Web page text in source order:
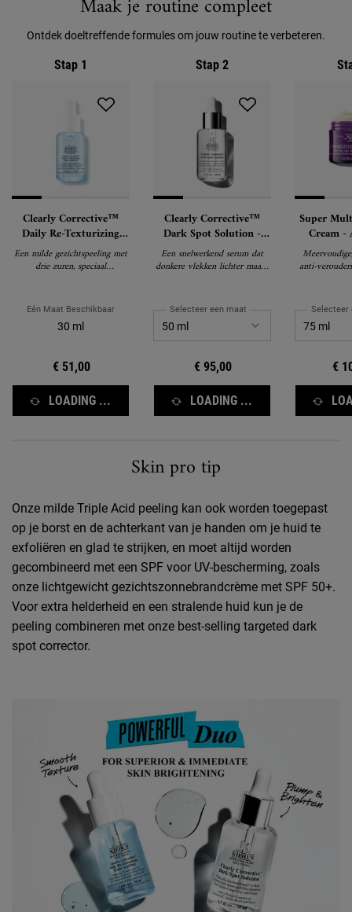
Maak je routine compleet
Ontdek doeltreffende formules om jouw routine te verbeteren.
Stap 1
Clearly Corrective™
Daily Re-Texturizing
Triple Acid Peel
Een milde gezichtspeeling met
drie zuren, speciaal
de huidtextuur gladder te
maken en een stralende huid te
krijgen.
Eén Maat Beschikbaar
30 ml
€ 51,00
LOADING ...
Stap 2
Clearly Corrective™
Dark Spot Solution -
Pigment Corrigerend
Serum
Een snelwerkend serum dat
donkere vlekken lichter maakt
Selecteer een maat
€ 95,00
LOADING ...
Super
Cream -
anti-
Selecteer
€
Skin pro tip
Onze milde Triple Acid peeling kan ook worden toegepast
op je borst en de achterkant van je handen om je huid te
exfoliëren en glad te strijken, en moet altijd worden
gecombineerd met een SPF voor UV-bescherming, zoals
onze lichtgewicht gezichtszonnebrandcrème met SPF 50+.
Voor extra helderheid en een stralende huid kun je de
peeling combineren met onze best-selling targeted dark
spot corrector.